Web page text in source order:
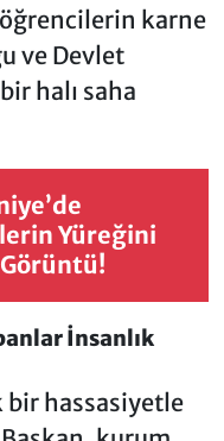
karne
ve Devlet
halı saha
Yüreğini
İnsanlık
bir hassasiyetle